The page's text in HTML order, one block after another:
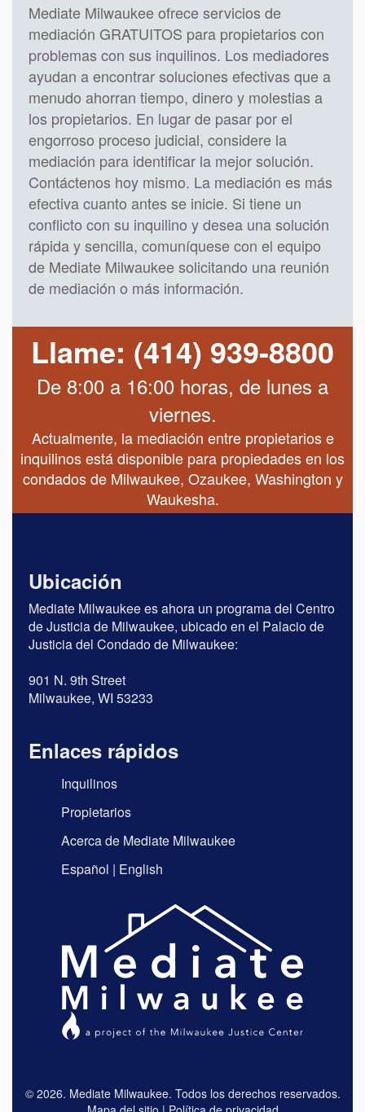
Mediate Milwaukee ofrece servicios de
mediación GRATUITOS para propietarios con
problemas con sus inquilinos. Los mediadores
ayudan a encontrar soluciones efectivas que a
menudo ahorran tiempo, dinero y molestias a
los propietarios. En lugar de pasar por el
engorroso proceso judicial, considere la
mediación para identificar la mejor solución.
Contáctenos hoy mismo. La mediación es más
efectiva cuanto antes se inicie. Si tiene un
conflicto con su inquilino y desea una solución
rápida y sencilla, comuníquese con el equipo
de Mediate Milwaukee solicitando una reunión
de mediación o más información.
Llame: (414) 939-8800
De 8:00 a 16:00 horas, de lunes a
viernes.
Actualmente, la mediación entre propietarios e
inquilinos está disponible para propiedades en los
condados de Milwaukee, Ozaukee, Washington y
Waukesha.
Ubicación
Mediate Milwaukee es ahora un programa del Centro
de Justicia de Milwaukee, ubicado en el Palacio de
Justicia del Condado de Milwaukee:
901 N. 9th Street
Milwaukee, WI 53233
Enlaces rápidos
Inquilinos
Propietarios
Acerca de Mediate Milwaukee
Español | English
© 2026. Mediate Milwaukee. Todos los derechos reservados.